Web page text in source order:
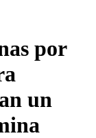
por
un